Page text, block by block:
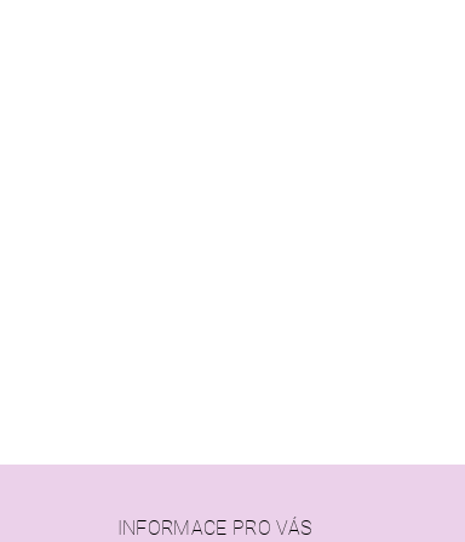
INFORMACE PRO VÁS